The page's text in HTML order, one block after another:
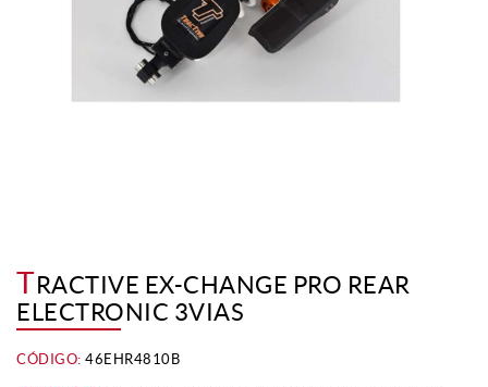
TRACTIVE EX-CHANGE PRO REAR
ELECTRONIC 3VIAS
CÓDIGO: 46EHR4810B